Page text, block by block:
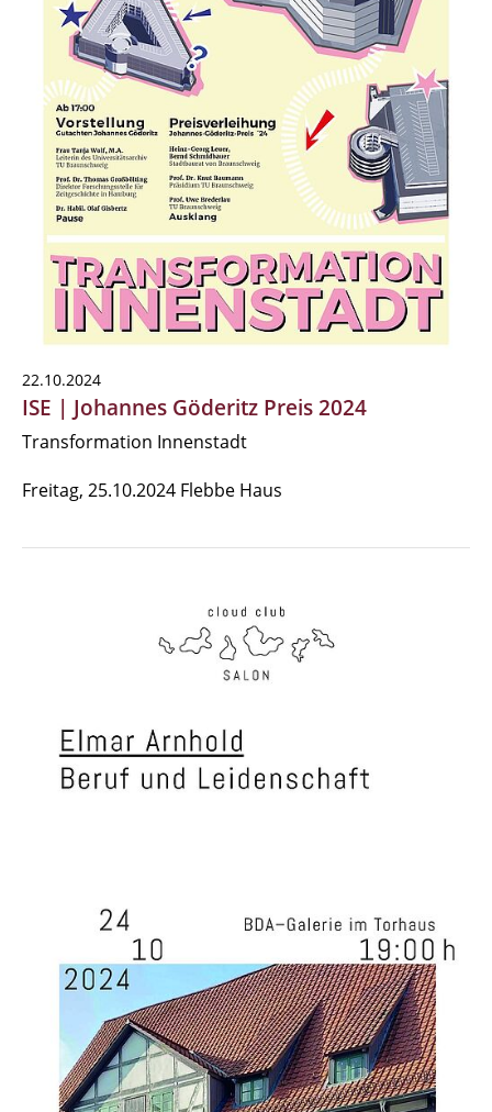
22.10.2024
ISE | Johannes Göderitz Preis 2024
Transformation Innenstadt
Freitag, 25.10.2024 Flebbe Haus